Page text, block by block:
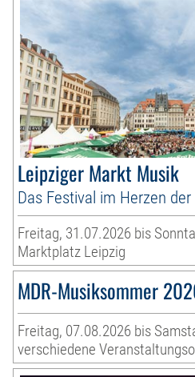
Leipziger Markt Musik
Das Festival im Herzen
Freitag, 31.07.2026 bis
Marktplatz Leipzig
MDR-Musiksommer
Freitag, 07.08.2026 bis
verschiedene